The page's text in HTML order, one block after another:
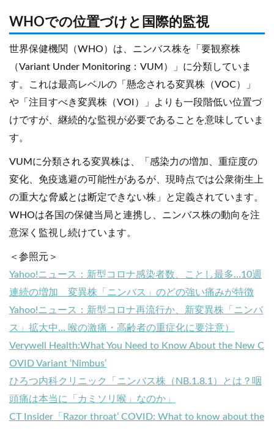
WHOでの位置づけと国際的監視
世界保健機関（WHO）は、ニンバス株を「要観察株
（Variant Under Monitoring：VUM）」に分類していま
す。これは最高レベルの「懸念される変異株（VOC）」
や「注目すべき変異株（VOI）」よりも一段階低い位置づ
けですが、継続的な監視が必要であることを意味していま
す。
VUMに分類される変異株は、「感染力の増加、重症度の
変化、免疫逃避の可能性があるが、現時点では公衆衛生上
の重大な脅威とは断定できない株」と定義されています。
WHOは各国の保健当局と連携し、ニンバス株の動向を注
意深く監視し続けています。
＜参照元＞
Yahoo!ニュース：新型コロナ感染者数、ことし最多…10週
連続の増加 変異株「ニンバス」のどの強い痛みが特徴
Yahoo!ニュース：新型コロナ再流行か、新変異株「ニンバ
ス」拡大中… 喉の激痛・高齢者の重症化に要注意）
Verywell Health:What You Need to Know About the New C
OVID Variant ‘Nimbus’
ひろつ内科クリニック「ニンバス株（NB.1.8.1）とは？咽
頭痛は本当に「カミソリ喉」なのか」
CT Insider「Razor throat’ COVID: What to know about the